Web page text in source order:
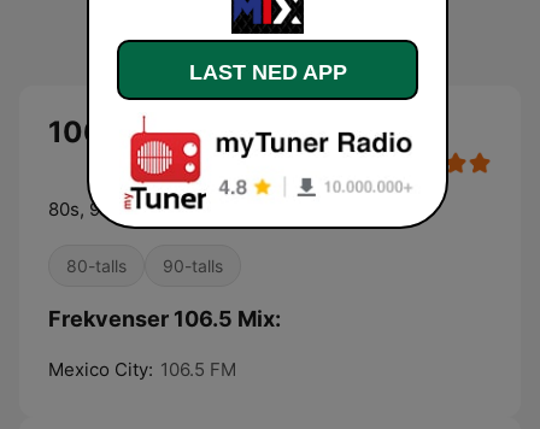
106.5 Mix
80s, 90s y más
80-talls 90-talls
Frekvenser 106.5 Mix:
Mexico City: 106.5 FM
LAST NED APP